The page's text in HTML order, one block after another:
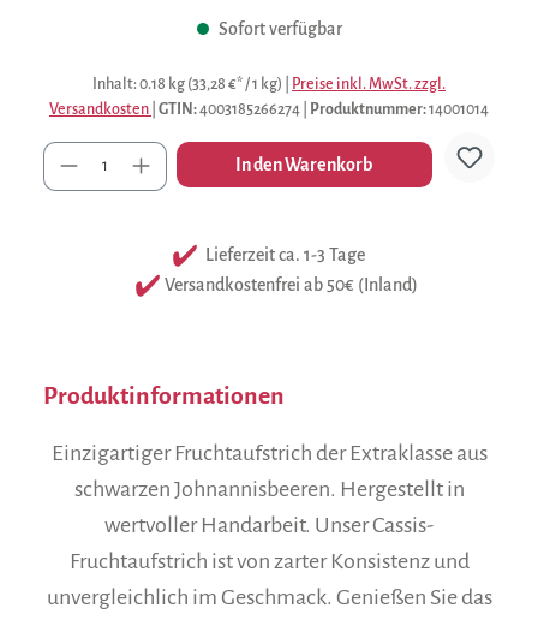
Sofort verfügbar
Inhalt: 0.18 kg (33,28 €* / 1 kg)
Preise inkl. MwSt. zzgl.
Versandkosten GTIN:4003185266274 Produktnummer:14001014
Anzahl In den Warenkorb
Lieferzeit ca. 1-3 Tage
Versandkostenfrei ab 50€ (Inland)
Produktinformationen
Einzigartiger Fruchtaufstrich der Extraklasse aus
schwarzen Johnannisbeeren. Hergestellt in
wertvoller Handarbeit. Unser Cassis-
Fruchtaufstrich ist von zarter Konsistenz und
unvergleichlich im Geschmack. Genießen Sie das